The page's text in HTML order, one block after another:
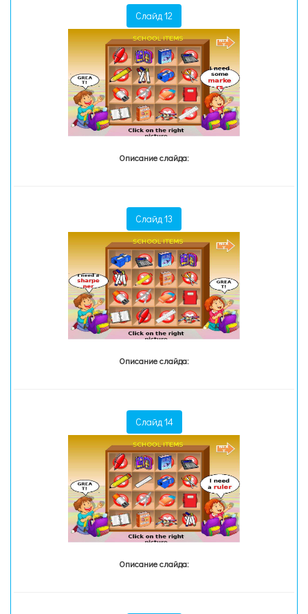
Слайд 12
Описание слайда:
Слайд 13
Описание слайда:
Слайд 14
Описание слайда: